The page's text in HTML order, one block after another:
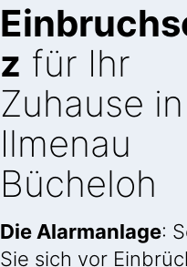
z für Ihr
Zuhause in
Ilmenau
Bücheloh
Die Alarmanlage:
Sie sich vor